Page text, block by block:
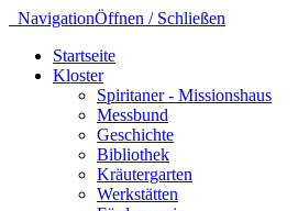
NavigationÖffnen / Schließen
Startseite
Kloster
Spiritaner - Missionshaus
Messbund
Geschichte
Bibliothek
Kräutergarten
Werkstätten